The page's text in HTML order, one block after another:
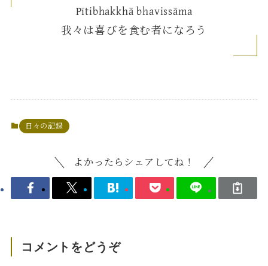
Pītibhakkhā bhavissāma
我々は喜びを食む者になろう
日々の記録
よかったらシェアしてね！
コメントをどうぞ